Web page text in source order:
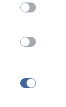
2022.05.10 20:31